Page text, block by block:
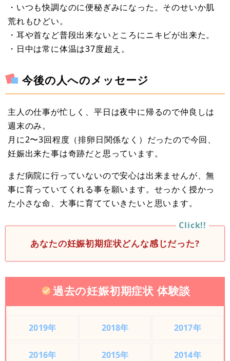
・いつも快調なのに便秘ぎみになった。そのせいか肌
荒れもひどい。
・耳や首など普段出来ないところにニキビが出来た。
・日中は常に体温は37度超え。
今後の人へのメッセージ
主人の仕事が忙しく、平日は夜中に帰るので仲良しは
週末のみ。
月に2〜3回程度（排卵日関係なく）だったので今回、
妊娠出来た事は奇跡だと思っています。
まだ病院に行っていないので安心は出来ませんが、無
事に育っていてくれる事を願います。せっかく授かっ
た小さな命、大事に育てていきたいと思います。
あなたの妊娠初期症状どんな感じだった?
過去の妊娠初期症状 体験談
2019年 2018年 2017年
2016年 2015年 2014年